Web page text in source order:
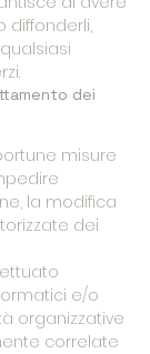
diffonderli,
dei
misure
la modifica
dei
e/o
organizzative
correlate